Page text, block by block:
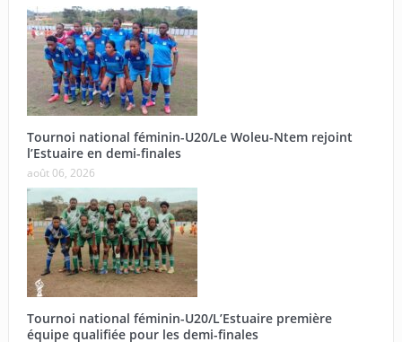
Tournoi national féminin-U20/Le Woleu-Ntem rejoint
l’Estuaire en demi-finales
août 06, 2026
Tournoi national féminin-U20/L’Estuaire première
équipe qualifiée pour les demi-finales